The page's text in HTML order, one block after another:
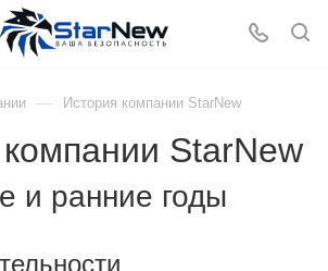
— История компании StarNew
StarNew
и ранние годы